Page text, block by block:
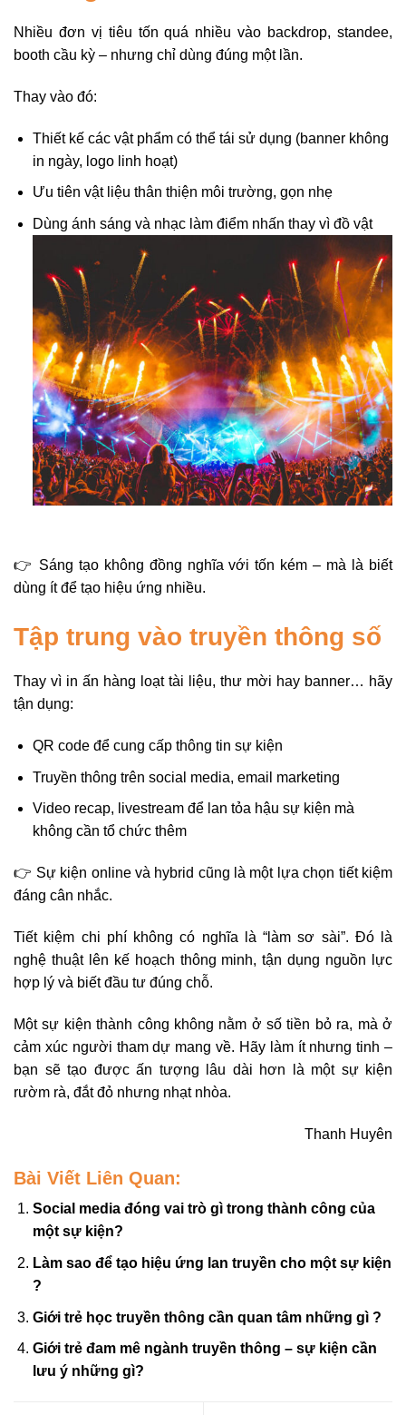
Nhiều đơn vị tiêu tốn quá nhiều vào backdrop, standee,
booth cầu kỳ – nhưng chỉ dùng đúng một lần.
Thay vào đó:
Thiết kế các vật phẩm có thể tái sử dụng (banner không
in ngày, logo linh hoạt)
Ưu tiên vật liệu thân thiện môi trường, gọn nhẹ
Dùng ánh sáng và nhạc làm điểm nhấn thay vì đồ vật
👉 Sáng tạo không đồng nghĩa với tốn kém – mà là biết
dùng ít để tạo hiệu ứng nhiều.
Tập trung vào truyền thông số
Thay vì in ấn hàng loạt tài liệu, thư mời hay banner… hãy
tận dụng:
QR code để cung cấp thông tin sự kiện
Truyền thông trên social media, email marketing
Video recap, livestream để lan tỏa hậu sự kiện mà
không cần tổ chức thêm
👉 Sự kiện online và hybrid cũng là một lựa chọn tiết kiệm
đáng cân nhắc.
Tiết kiệm chi phí không có nghĩa là “làm sơ sài”. Đó là
nghệ thuật lên kế hoạch thông minh, tận dụng nguồn lực
hợp lý và biết đầu tư đúng chỗ.
Một sự kiện thành công không nằm ở số tiền bỏ ra, mà ở
cảm xúc người tham dự mang về. Hãy làm ít nhưng tinh –
bạn sẽ tạo được ấn tượng lâu dài hơn là một sự kiện
rườm rà, đắt đỏ nhưng nhạt nhòa.
Thanh Huyên
Bài Viết Liên Quan:
Social media đóng vai trò gì trong thành công của
một sự kiện?
Làm sao để tạo hiệu ứng lan truyền cho một sự kiện
?
Giới trẻ học truyền thông cần quan tâm những gì ?
Giới trẻ đam mê ngành truyền thông – sự kiện cần
lưu ý những gì?